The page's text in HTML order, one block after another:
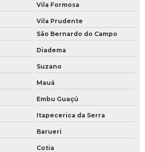
Vila Formosa
Vila Prudente
São Bernardo do Campo
Diadema
Suzano
Mauá
Embu Guaçú
Itapecerica da Serra
Barueri
Cotia